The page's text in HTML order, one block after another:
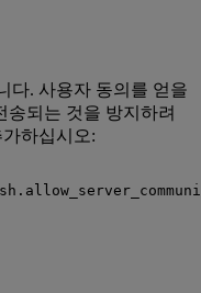
다. 사용자 동의를 얻을
송되는 것을 방지하려
가하십시오: